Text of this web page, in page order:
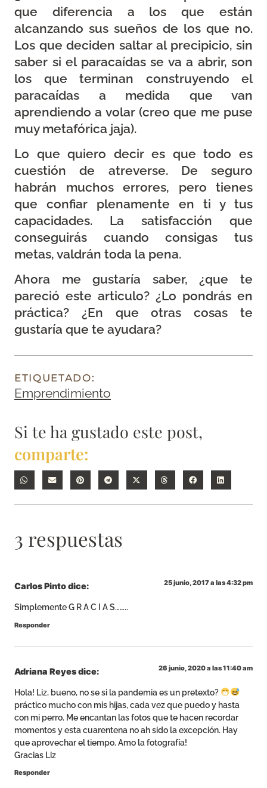
que diferencia a los que están
alcanzando sus sueños de los que no.
Los que deciden saltar al precipicio, sin
saber si el paracaídas se va a abrir, son
los que terminan construyendo el
paracaídas a medida que van
aprendiendo a volar (creo que me puse
muy metafórica jaja).
Lo que quiero decir es que todo es
cuestión de atreverse. De seguro
habrán muchos errores, pero tienes
que confiar plenamente en ti y tus
capacidades. La satisfacción que
conseguirás cuando consigas tus
metas, valdrán toda la pena.
Ahora me gustaría saber, ¿que te
pareció este articulo? ¿Lo pondrás en
práctica? ¿En que otras cosas te
gustaría que te ayudara?
ETIQUETADO:
Emprendimiento
Si te ha gustado este post,
comparte:
3 respuestas
Carlos Pintodice: 25 junio, 2017 a las 4:32 pm
Simplemente G R A C I A S……..
Responder
Adriana Reyesdice: 26 junio, 2020 a las 11:40 am
Hola! Liz, bueno, no se si la pandemia es un pretexto?
práctico mucho con mis hijas, cada vez que puedo y hasta
con mi perro. Me encantan las fotos que te hacen recordar
momentos y esta cuarentena no ah sido la excepción. Hay
que aprovechar el tiempo. Amo la fotografía!
Gracias Liz
Responder